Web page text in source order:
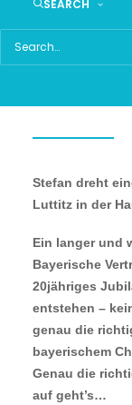
SEARCH
EIN
BERLIN:
Stefan dreht
Luttitz in der
Ein langer und
Bayerische
20jähriges
entstehen –
genau die
bayerischem
Genau die
auf geht’s…